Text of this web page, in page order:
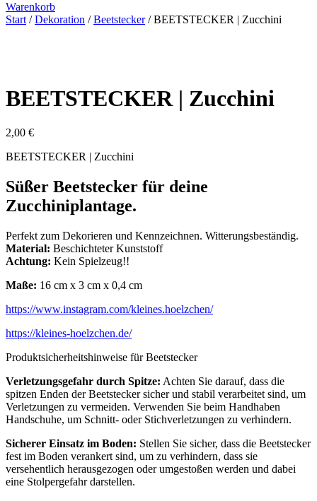
Warenkorb
Start /Dekoration /Beetstecker/ BEETSTECKER | Zucchini
BEETSTECKER | Zucchini
2,00 €
BEETSTECKER | Zucchini
Süßer Beetstecker für deine
Zucchiniplantage.
Perfekt zum Dekorieren und Kennzeichnen. Witterungsbeständig.
Material: Beschichteter Kunststoff
Achtung: Kein Spielzeug!!
Maße: 16 cm x 3 cm x 0,4 cm
https://www.instagram.com/kleines.hoelzchen/
https://kleines-hoelzchen.de/
Produktsicherheitshinweise für Beetstecker
Verletzungsgefahr durch Spitze: Achten Sie darauf, dass die
spitzen Enden der Beetstecker sicher und stabil verarbeitet sind, um
Verletzungen zu vermeiden. Verwenden Sie beim Handhaben
Handschuhe, um Schnitt- oder Stichverletzungen zu verhindern.
Sicherer Einsatz im Boden: Stellen Sie sicher, dass die Beetstecker
fest im Boden verankert sind, um zu verhindern, dass sie
versehentlich herausgezogen oder umgestoßen werden und dabei
eine Stolpergefahr darstellen.